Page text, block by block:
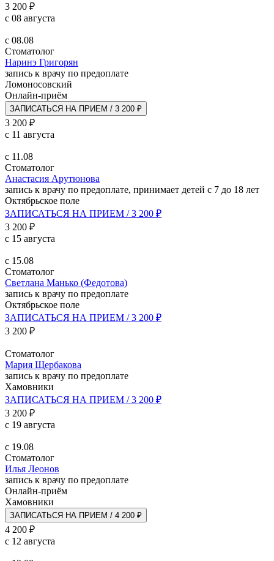
3 200 ₽
с 08 августа
с 08.08
Стоматолог
Наринэ Григорян
запись к врачу по предоплате
Ломоносовский
Онлайн-приём
ЗАПИСАТЬСЯ НА ПРИЕМ / 3 200 ₽
3 200 ₽
с 11 августа
с 11.08
Стоматолог
Анастасия Арутюнова
запись к врачу по предоплате, принимает детей с 7 до 18 лет
Октябрьское поле
ЗАПИСАТЬСЯ НА ПРИЕМ / 3 200 ₽
3 200 ₽
с 15 августа
с 15.08
Стоматолог
Светлана Манько (Федотова)
запись к врачу по предоплате
Октябрьское поле
ЗАПИСАТЬСЯ НА ПРИЕМ / 3 200 ₽
3 200 ₽
Стоматолог
Мария Щербакова
запись к врачу по предоплате
Хамовники
ЗАПИСАТЬСЯ НА ПРИЕМ / 3 200 ₽
3 200 ₽
с 19 августа
с 19.08
Стоматолог
Илья Леонов
запись к врачу по предоплате
Онлайн-приём
Хамовники
ЗАПИСАТЬСЯ НА ПРИЕМ / 4 200 ₽
4 200 ₽
с 12 августа